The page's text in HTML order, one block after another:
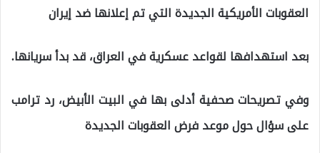
العقوبات الأمريكية الجديدة التي تم إعلانها ضد إيران
بعد استهدافها لقواعد عسكرية في العراق، قد بدأ سريانها.
وفي تصريحات صحفية أدلى بها في البيت الأبيض، رد ترامب
على سؤال حول موعد فرض العقوبات الجديدة